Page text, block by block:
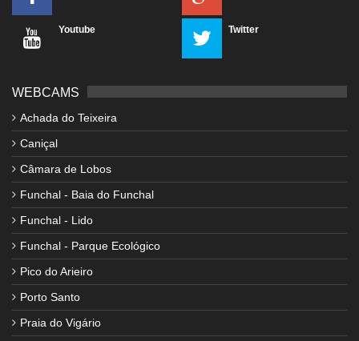
Youtube Twitter
WEBCAMS
Achada do Teixeira
Caniçal
Câmara de Lobos
Funchal - Baia do Funchal
Funchal - Lido
Funchal - Parque Ecológico
Pico do Arieiro
Porto Santo
Praia do Vigário